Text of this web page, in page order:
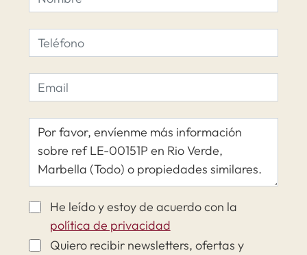
He leído y estoy de acuerdo con la
política de privacidad
Quiero recibir newsletters, ofertas y